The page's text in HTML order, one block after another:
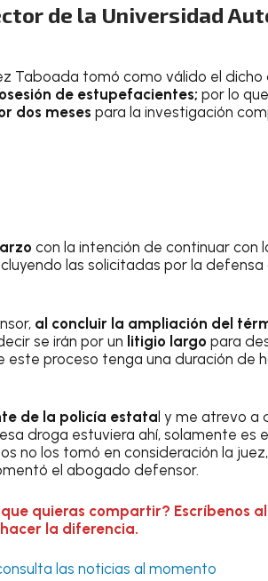
de la Universidad
Taboada tomó como válido el dicho
de estupefacientes; por lo
dos meses para la investigación
con la intención de continuar con
las solicitadas por la
al concluir la ampliación del
se irán por un litigio largo para
este proceso tenga una duración de
de la policía estata l y me atrevo a
droga estuviera ahí, solamente es
no los tomó en consideración la
el abogado defensor.
quieras compartir? Escríbenos
hacer la diferencia.
las noticias al momento